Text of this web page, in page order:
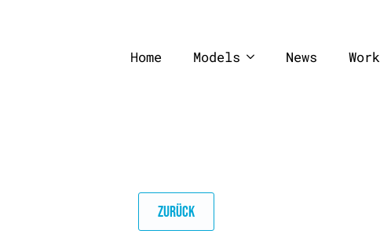
Home Models News Work
ZURÜCK